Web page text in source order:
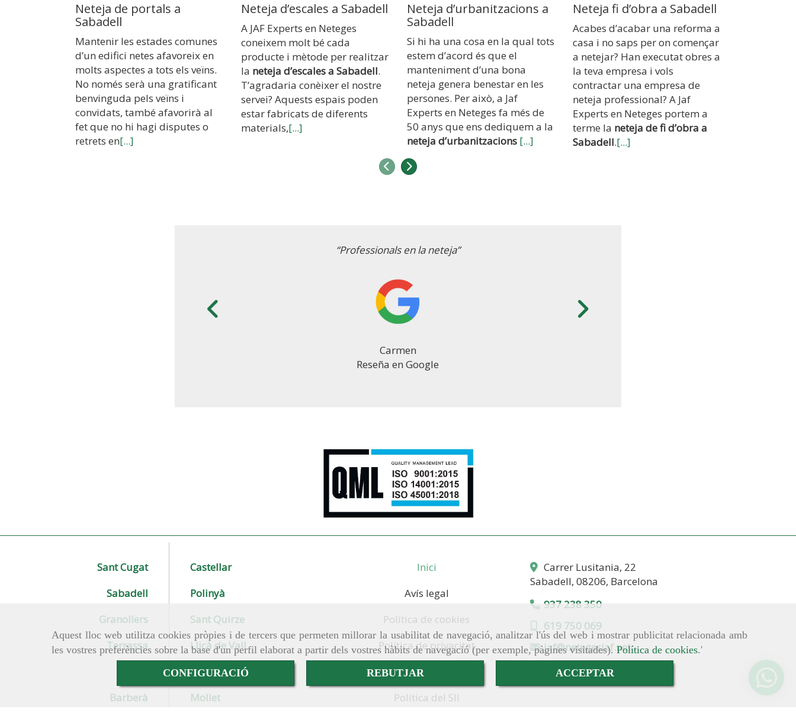
Aquest lloc web utilitza cookies pròpies i de tercers que permeten millorar la usabilitat de navegació, analitzar l'ús del web i mostrar publicitat relacionada amb
les vostres preferències sobre la base d'un perfil elaborat a partir dels vostres hàbits de navegació (per exemple, pàgines visitades).Política de cookies.'
CONFIGURACIÓ
REBUTJAR ACCEPTAR
Neteja de portals a
Sabadell
Mantenir les estades comunes
d’un edifici netes afavoreix en
molts aspectes a tots els veïns.
No només serà una gratificant
benvinguda pels veïns i
convidats, també afavorirà al
fet que no hi hagi disputes o
retrets en[...]
Neteja d’escales a Sabadell
A JAF Experts en Neteges
coneixem molt bé cada
producte i mètode per realitzar
la neteja d’escales a Sabadell.
T’agradaria conèixer el nostre
servei? Aquests espais poden
estar fabricats de diferents
materials,[...]
Neteja d’urbanitzacions a
Sabadell
Si hi ha una cosa en la qual tots
estem d’acord és que el
manteniment d’una bona
neteja genera benestar en les
persones. Per això, a Jaf
Experts en Neteges fa més de
50 anys que ens dediquem a la
neteja d’urbanitzacions [...]
Neteja fi d’obra a Sabadell
Acabes d’acabar una reforma a
casa i no saps per on començar
a netejar? Han executat obres a
la teva empresa i vols
contractar una empresa de
neteja professional? A Jaf
Experts en Neteges portem a
terme la neteja de fi d’obra a
Sabadell.[...]
AnteriorSegüent
“Satisfets amb el seu servei. Crec que som clients
Benet Ferrer
Sant Cugat
Sabadell
Granollers
Terrassa
Barberà
Castellar
Polinyà
Sant Quirze
Lliçà de Vall
Ripollet
Mollet
Inici
Avís legal
Política de cookies
Política de privacitat
Canal de Denuncies
Política del SII
Carrer Lusitania, 22
Sabadell,08206, Barcelona
937 238 350
619 750 069
jaf
netegesjaf.net